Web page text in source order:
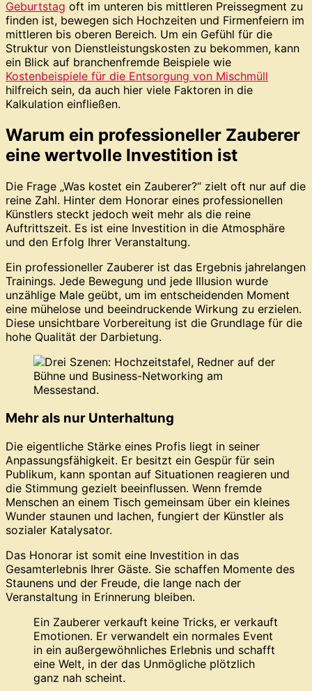
Geburtstag oft im unteren bis mittleren Preissegment zu
finden ist, bewegen sich Hochzeiten und Firmenfeiern im
mittleren bis oberen Bereich. Um ein Gefühl für die
Struktur von Dienstleistungskosten zu bekommen, kann
ein Blick auf branchenfremde Beispiele wie
Kostenbeispiele für die Entsorgung von Mischmüll
hilfreich sein, da auch hier viele Faktoren in die
Kalkulation einfließen.
Warum ein professioneller Zauberer
eine wertvolle Investition ist
Die Frage „Was kostet ein Zauberer?“ zielt oft nur auf die
reine Zahl. Hinter dem Honorar eines professionellen
Künstlers steckt jedoch weit mehr als die reine
Auftrittszeit. Es ist eine Investition in die Atmosphäre
und den Erfolg Ihrer Veranstaltung.
Ein professioneller Zauberer ist das Ergebnis jahrelangen
Trainings. Jede Bewegung und jede Illusion wurde
unzählige Male geübt, um im entscheidenden Moment
eine mühelose und beeindruckende Wirkung zu erzielen.
Diese unsichtbare Vorbereitung ist die Grundlage für die
hohe Qualität der Darbietung.
Mehr als nur Unterhaltung
Die eigentliche Stärke eines Profis liegt in seiner
Anpassungsfähigkeit. Er besitzt ein Gespür für sein
Publikum, kann spontan auf Situationen reagieren und
die Stimmung gezielt beeinflussen. Wenn fremde
Menschen an einem Tisch gemeinsam über ein kleines
Wunder staunen und lachen, fungiert der Künstler als
sozialer Katalysator.
Das Honorar ist somit eine Investition in das
Gesamterlebnis Ihrer Gäste. Sie schaffen Momente des
Staunens und der Freude, die lange nach der
Veranstaltung in Erinnerung bleiben.
Ein Zauberer verkauft keine Tricks, er verkauft
Emotionen. Er verwandelt ein normales Event
in ein außergewöhnliches Erlebnis und schafft
eine Welt, in der das Unmögliche plötzlich
ganz nah scheint.